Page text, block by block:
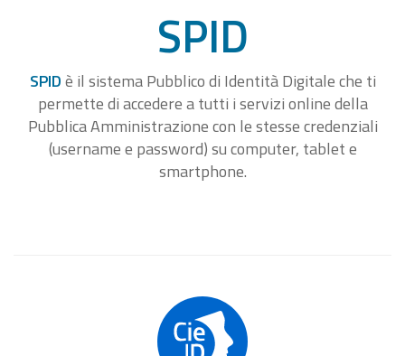
SPID
SPIDè il sistema Pubblico di Identità Digitale che ti
permette di accedere a tutti i servizi online della
Pubblica Amministrazione con le stesse credenziali
(username e password) su computer, tablet e
smartphone.